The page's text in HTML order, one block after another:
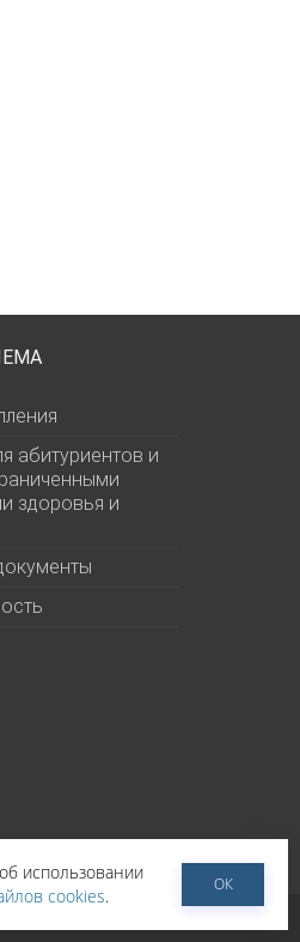
абитуриентов и
здоровья и
использовании
cookies.
ОК